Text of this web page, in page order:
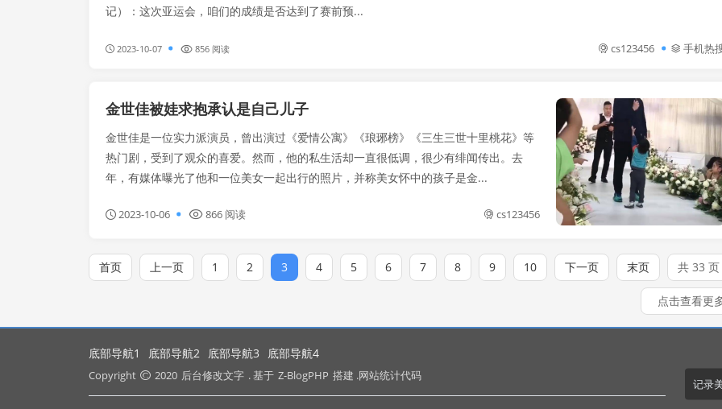
记）：这次亚运会，咱们的成绩是否达到了赛前预...
2023-10-07 856 阅读 cs123456 手机热
金世佳被娃求抱承认是自己儿子
金世佳是一位实力派演员，曾出演过《爱情公寓》《琅琊榜》《三生三世十里桃花》等
热门剧，受到了观众的喜爱。然而，他的私生活却一直很低调，很少有绯闻传出。去
年，有媒体曝光了他和一位美女一起出行的照片，并称美女怀中的孩子是金...
2023-10-06 866 阅读 cs123456
首页 上一页 1 2 3 4 5 6 7 8 9 10 下一页 末页 共 33 页
点击查看更
底部导航1 底部导航2 底部导航3 底部导航4
Copyright 2020 后台修改文字 . 基于 Z-BlogPHP 搭建 .网站统计代码
记录